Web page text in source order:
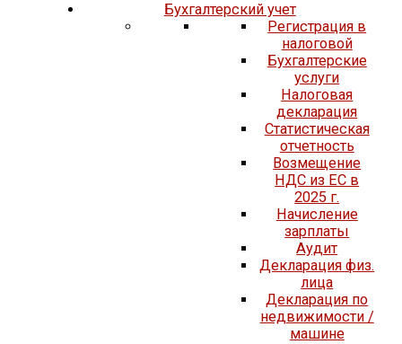
Бухгалтерский учет
Регистрация в
налоговой
Бухгалтерские
услуги
Налоговая
декларация
Статистическая
отчетность
Возмещение
НДС из ЕС в
2025 г.
Начисление
зарплаты
Аудит
Декларация физ.
лица
Декларация по
недвижимости /
машине